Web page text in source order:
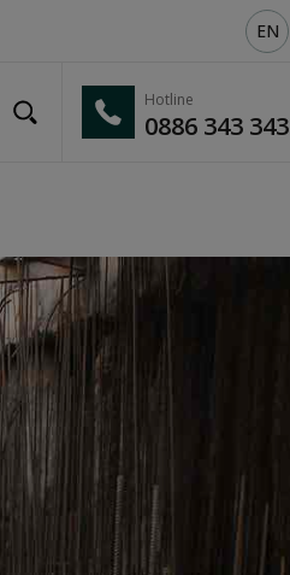
EN
Hotline
0886 343 343